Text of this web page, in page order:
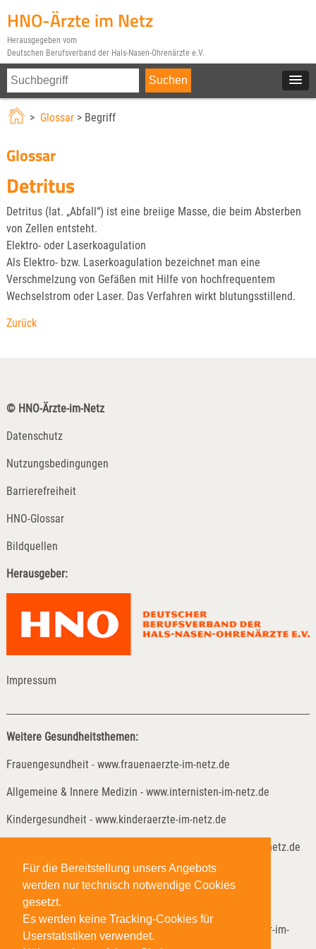
Für die Bereitstellung unsers Angebots
werden nur technisch notwendige Cookies
gesetzt.
Es werden keine Tracking-Cookies für
Userstatistiken verwendet.
HNO-Ärzte im Netz
Herausgegeben vom
Deutschen Berufsverband der Hals-Nasen-Ohrenärzte e.V.
> Glossar> Begriff
Glossar
Detritus
Detritus (lat. „Abfall“) ist eine breiige Masse, die beim Absterben
von Zellen entsteht.
Elektro- oder Laserkoagulation
Als Elektro- bzw. Laserkoagulation bezeichnet man eine
Verschmelzung von Gefäßen mit Hilfe von hochfrequentem
Wechselstrom oder Laser. Das Verfahren wirkt blutungsstillend.
Zurück
© HNO-Ärzte-im-Netz
Datenschutz
Nutzungsbedingungen
Barrierefreiheit
HNO-Glossar
Bildquellen
Herausgeber:
Impressum
Weitere Gesundheitsthemen:
Frauengesundheit - www.frauenaerzte-im-netz.de
Allgemeine & Innere Medizin - www.internisten-im-netz.de
Kindergesundheit - www.kinderaerzte-im-netz.de
Kinder- und Jugendreha - www.kinder-und-jugendreha-im-netz.de
Weitere Gesundheitsthemen:
Lungenheilkunde - www.lungenaerzte-im-netz.de
Neurologie & Psychiatrie - www.neurologen-und-psychiater-im-